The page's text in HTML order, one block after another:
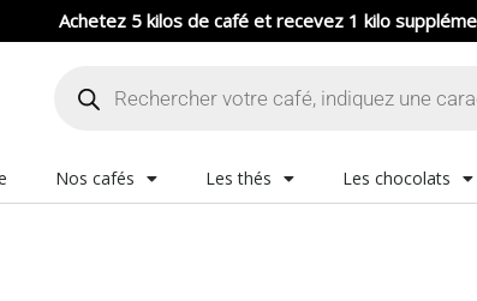
Achetez 5 kilos de café et recevez 1 kilo
produits
Nos cafés Les thés Les chocolats